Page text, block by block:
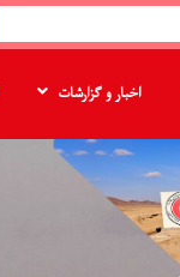
اخبار و گزارشات